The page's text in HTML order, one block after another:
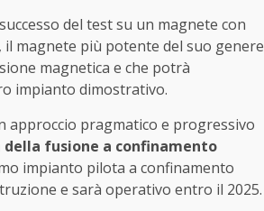
del test su un magnete con
magnete più potente del suo genere
magnetica e che potrà
impianto dimostrativo.
approccio pragmatico e progressivo
fusione a confinamento
impianto pilota a confinamento
e sarà operativo entro il 2025.